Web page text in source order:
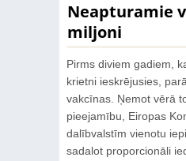
Neapturamie
miljoni
Pirms diviem gadiem,
krietni ieskrējusies,
vakcīnas. Ņemot vērā
pieejamību, Eiropas
dalībvalstīm vienotu
sadalot proporcionāli